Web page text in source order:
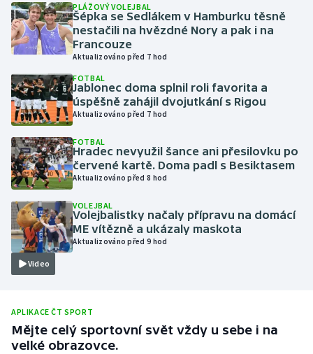
Lezení
Lyže a snowboard
Moderní pětiboj
Motorsport
Olympijské hry
Parasport
Plavání
Plážový volejbal
Ragby
Rychlobruslení
Rychlostní kanoistika
PLÁŽOVÝ VOLEJBAL
Šépka se Sedlákem v Hamburku těsně
nestačili na hvězdné Nory a pak i na
Francouze
Aktualizováno před 7 hod
FOTBAL
Jablonec doma splnil roli favorita a
úspěšně zahájil dvojutkání s Rigou
Aktualizováno před 7 hod
FOTBAL
Hradec nevyužil šance ani přesilovku po
červené kartě. Doma padl s Besiktasem
Aktualizováno před 8 hod
Video
VOLEJBAL
Volejbalistky načaly přípravu na domácí
ME vítězně a ukázaly maskota
Aktualizováno před 9 hod
APLIKACE ČT SPORT
Mějte celý sportovní svět vždy u sebe i na
velké obrazovce.